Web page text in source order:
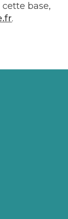
base,
.